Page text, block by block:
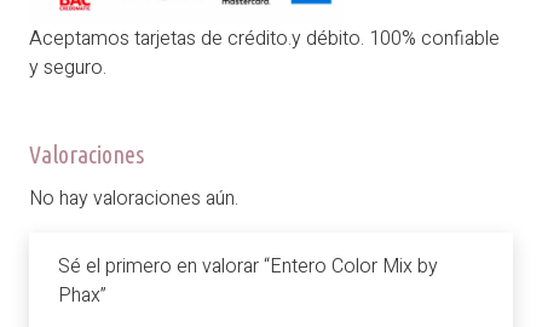
Aceptamos tarjetas de crédito.y débito. 100% confiable
y seguro.
Valoraciones
No hay valoraciones aún.
Sé el primero en valorar “Entero Color Mix by
Phax”